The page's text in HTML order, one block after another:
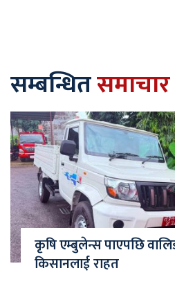
सम्बन्धितसमाचार
कृषि एम्बुलेन्स पाएपछि
किसानलाई राहत